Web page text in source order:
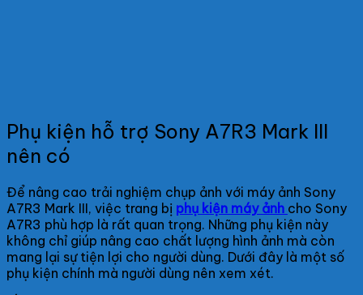
Phụ kiện hỗ trợ Sony A7R3 Mark III
nên có
Để nâng cao trải nghiệm chụp ảnh với máy ảnh Sony
A7R3 Mark III, việc trang bị phụ kiện máy ảnh cho Sony
A7R3 phù hợp là rất quan trọng. Những phụ kiện này
không chỉ giúp nâng cao chất lượng hình ảnh mà còn
mang lại sự tiện lợi cho người dùng. Dưới đây là một số
phụ kiện chính mà người dùng nên xem xét.